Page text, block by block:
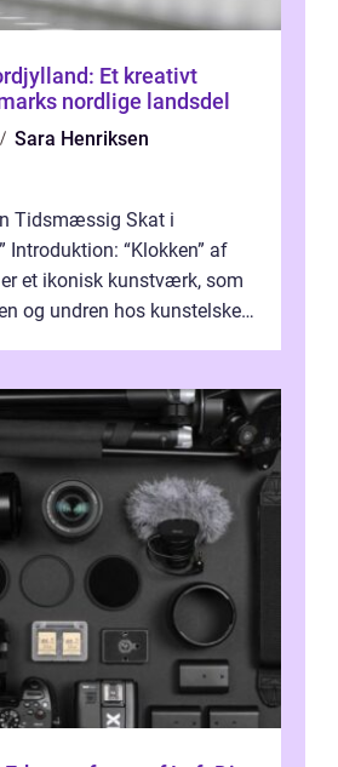
Et kreativt
nordlige landsdel
Sara Henriksen
Tidsmæssig Skat i
Introduktion: “Klokken” af
er et ikonisk kunstværk, som
og undren hos kunstelskere